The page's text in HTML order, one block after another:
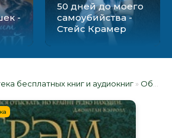
-
50 дней до моего
самоубийства -
Стейс Крамер
бесплатных книг и аудиокниг » Облако тегов